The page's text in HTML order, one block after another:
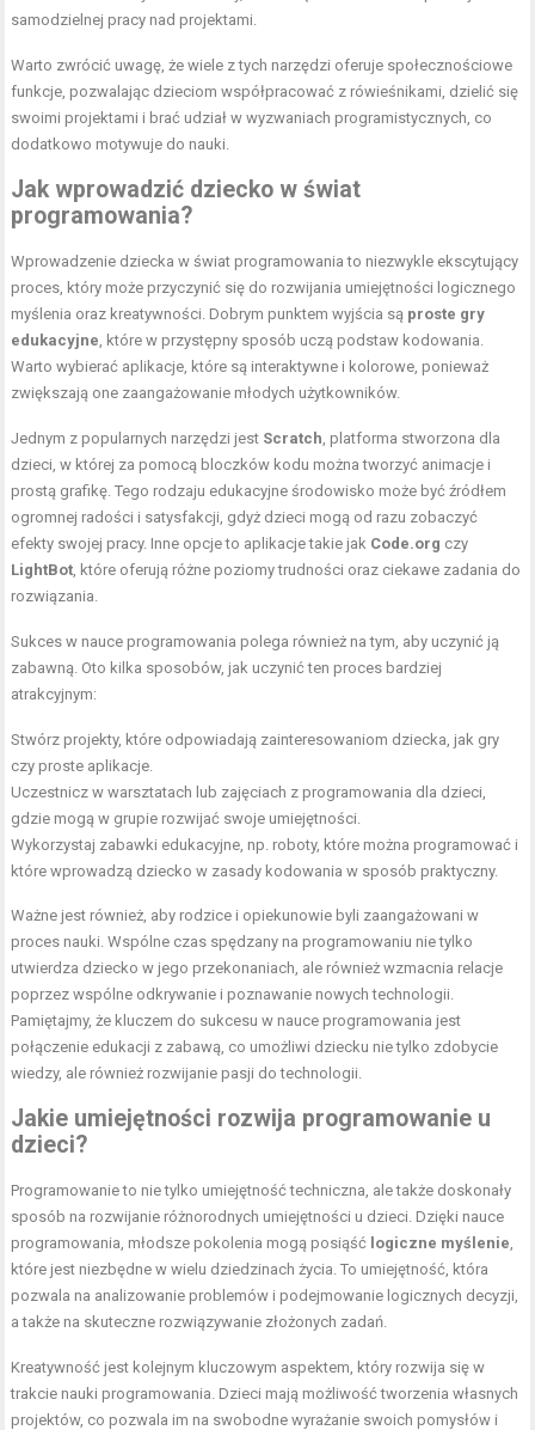
samodzielnej pracy nad projektami.
Warto zwrócić uwagę, że wiele z tych narzędzi oferuje społecznościowe
funkcje, pozwalając dzieciom współpracować z rówieśnikami, dzielić się
swoimi projektami i brać udział w wyzwaniach programistycznych, co
dodatkowo motywuje do nauki.
Jak wprowadzić dziecko w świat
programowania?
Wprowadzenie dziecka w świat programowania to niezwykle ekscytujący
proces, który może przyczynić się do rozwijania umiejętności logicznego
myślenia oraz kreatywności. Dobrym punktem wyjścia są proste gry
edukacyjne , które w przystępny sposób uczą podstaw kodowania.
Warto wybierać aplikacje, które są interaktywne i kolorowe, ponieważ
zwiększają one zaangażowanie młodych użytkowników.
Jednym z popularnych narzędzi jest Scratch , platforma stworzona dla
dzieci, w której za pomocą bloczków kodu można tworzyć animacje i
prostą grafikę. Tego rodzaju edukacyjne środowisko może być źródłem
ogromnej radości i satysfakcji, gdyż dzieci mogą od razu zobaczyć
efekty swojej pracy. Inne opcje to aplikacje takie jak Code.org czy
LightBot , które oferują różne poziomy trudności oraz ciekawe zadania do
rozwiązania.
Sukces w nauce programowania polega również na tym, aby uczynić ją
zabawną. Oto kilka sposobów, jak uczynić ten proces bardziej
atrakcyjnym:
Stwórz projekty, które odpowiadają zainteresowaniom dziecka, jak gry
czy proste aplikacje.
Uczestnicz w warsztatach lub zajęciach z programowania dla dzieci,
gdzie mogą w grupie rozwijać swoje umiejętności.
Wykorzystaj zabawki edukacyjne, np. roboty, które można programować i
które wprowadzą dziecko w zasady kodowania w sposób praktyczny.
Ważne jest również, aby rodzice i opiekunowie byli zaangażowani w
proces nauki. Wspólne czas spędzany na programowaniu nie tylko
utwierdza dziecko w jego przekonaniach, ale również wzmacnia relacje
poprzez wspólne odkrywanie i poznawanie nowych technologii.
Pamiętajmy, że kluczem do sukcesu w nauce programowania jest
połączenie edukacji z zabawą, co umożliwi dziecku nie tylko zdobycie
wiedzy, ale również rozwijanie pasji do technologii.
Jakie umiejętności rozwija programowanie u
dzieci?
Programowanie to nie tylko umiejętność techniczna, ale także doskonały
sposób na rozwijanie różnorodnych umiejętności u dzieci. Dzięki nauce
programowania, młodsze pokolenia mogą posiąść logiczne myślenie
które jest niezbędne w wielu dziedzinach życia. To umiejętność, która
pozwala na analizowanie problemów i podejmowanie logicznych decyzji,
a także na skuteczne rozwiązywanie złożonych zadań.
Kreatywność jest kolejnym kluczowym aspektem, który rozwija się w
trakcie nauki programowania. Dzieci mają możliwość tworzenia własnych
projektów, co pozwala im na swobodne wyrażanie swoich pomysłów i